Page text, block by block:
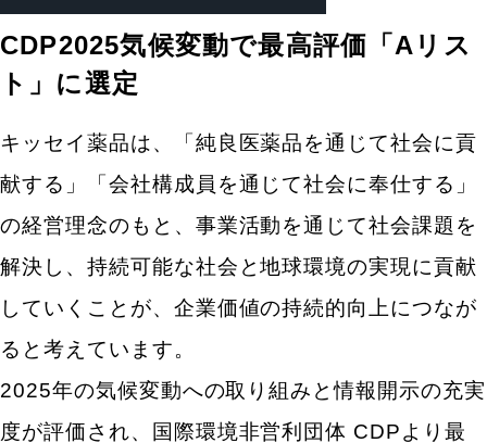
CDP2025気候変動で最高評価「Aリス
ト」に選定
キッセイ薬品は、「純良医薬品を通じて社会に貢
献する」「会社構成員を通じて社会に奉仕する」
の経営理念のもと、事業活動を通じて社会課題を
解決し、持続可能な社会と地球環境の実現に貢献
していくことが、企業価値の持続的向上につなが
ると考えています。
2025年の気候変動への取り組みと情報開示の充実
度が評価され、国際環境非営利団体 CDPより最